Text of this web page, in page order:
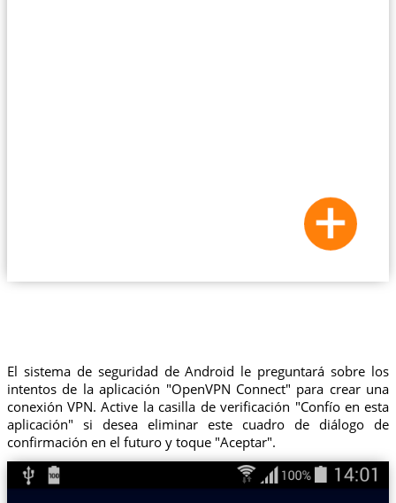
El sistema de seguridad de Android le preguntará sobre los
intentos de la aplicación "OpenVPN Connect" para crear una
conexión VPN. Active la casilla de verificación "Confío en esta
aplicación" si desea eliminar este cuadro de diálogo de
confirmación en el futuro y toque "Aceptar".